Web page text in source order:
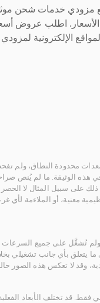
مزودي خدمات شحن
اطلب عروض
الإلكترونية لمزودي
محدودة النطاق، ولم
هذه الوثيقة. ما لم يُنص
ذلك على سبيل المثال لا
معنية، أو الملاءمة
تُشغَّل على جميع السرعات
يتعلق بأي جانب تشغيلي
وقد لا تعكس هذه الصور
فقط. قد تختلف الأبعاد